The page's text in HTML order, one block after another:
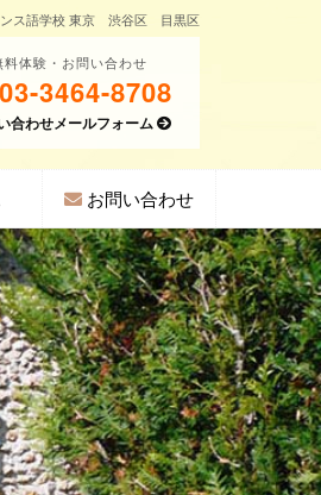
ンス語学校 東京 渋谷区 目黒区
料体験・お問い合わせ
03-3464-8708
合わせメールフォーム
お問い合わせ